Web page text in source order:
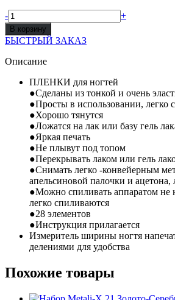
Количество
товара
ПЛЕНКА
ДЛЯ
ПЕДИКЮРА
ФОЛЬГОЙ
- +
В корзину
БЫСТРЫЙ ЗАКАЗ
Описание
ПЛЕНКИ для ногтей
●Сделаны из тонкой и очень
●Просты в использовании, легко
●Хорошо тянутся
●Ложатся на лак или базу гель
●Яркая печать
●Не плывут под топом
●Перекрывать лаком или гель
●Снимать легко -конвейерным
апельсиновой палочки и ацетона,
●Можно спиливать аппаратом не
легко спиливаются
●28 элементов
●Инструкция прилагается
Измеритель ширины ногтя
делениями для удобства
Похожие товары